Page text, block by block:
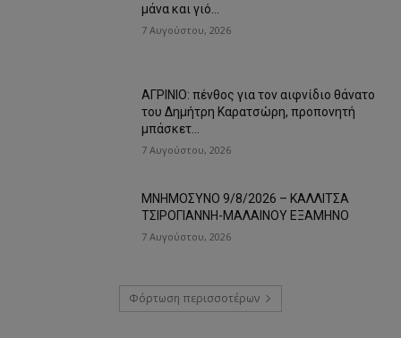
μάνα και γιό…
7 Αυγούστου, 2026
ΑΓΡΙΝΙΟ: πένθος για τον αιφνίδιο θάνατο
του Δημήτρη Καρατσώρη, προπονητή
μπάσκετ…
7 Αυγούστου, 2026
ΜΝΗΜΟΣΥΝΟ 9/8/2026 – ΚΑΛΛΙΤΣΑ
ΤΣΙΡΟΓΙΑΝΝΗ-ΜΑΛΑΙΝΟΥ ΕΞΑΜΗΝΟ
7 Αυγούστου, 2026
Φόρτωση περισσοτέρων